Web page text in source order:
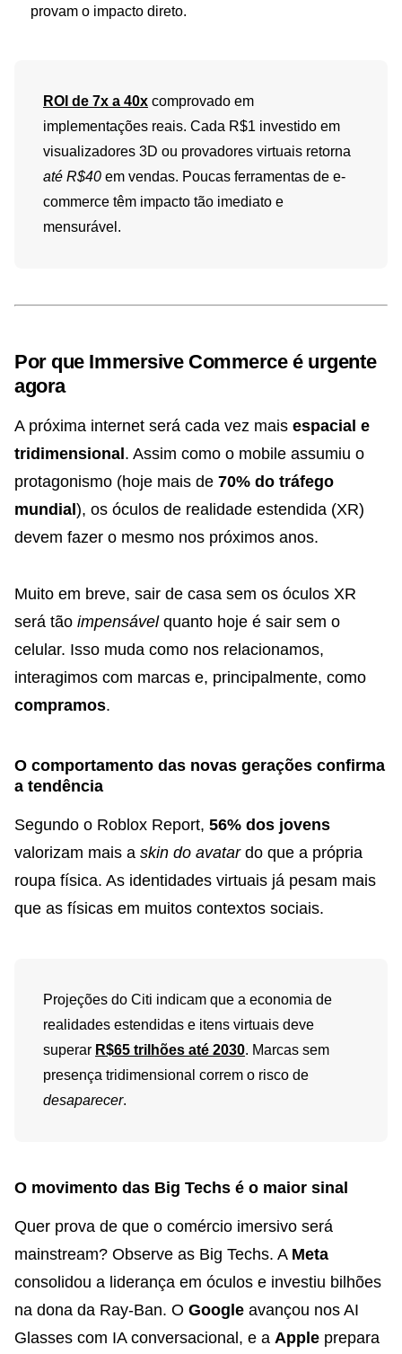
provam o impacto direto.
ROI de 7x a 40x comprovado em
implementações reais. Cada R$1 investido em
visualizadores 3D ou provadores virtuais retorna
até R$40 em vendas. Poucas ferramentas de e-
commerce têm impacto tão imediato e
mensurável.
Por que Immersive Commerce é urgente
agora
A próxima internet será cada vez mais espacial e
tridimensional . Assim como o mobile assumiu o
protagonismo (hoje mais de 70% do tráfego
mundial ), os óculos de realidade estendida (XR)
devem fazer o mesmo nos próximos anos.
Muito em breve, sair de casa sem os óculos XR
será tão impensávelquanto hoje é sair sem o
celular. Isso muda como nos relacionamos,
interagimos com marcas e, principalmente, como
compramos.
O comportamento das novas gerações confirma
a tendência
Segundo o Roblox Report, 56% dos jovens
valorizam mais a skin do avatardo que a própria
roupa física. As identidades virtuais já pesam mais
que as físicas em muitos contextos sociais.
Projeções do Citi indicam que a economia de
realidades estendidas e itens virtuais deve
superar R$65 trilhões até 2030. Marcas sem
presença tridimensional correm o risco de
desaparecer.
O movimento das Big Techs é o maior sinal
Quer prova de que o comércio imersivo será
mainstream? Observe as Big Techs. A Meta
consolidou a liderança em óculos e investiu bilhões
na dona da Ray-Ban. O Google avançou nos AI
Glasses com IA conversacional, e a Apple prepara